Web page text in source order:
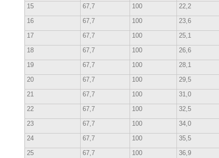
15
67,7 100
22,2
16
67,7 100
23,6
17
67,7 100
25,1
18
67,7 100
26,6
19
67,7 100
28,1
20
67,7 100
29,5
21
67,7 100
31,0
22
67,7 100
32,5
23
67,7 100
34,0
24
67,7 100
35,5
25
67,7 100
36,9